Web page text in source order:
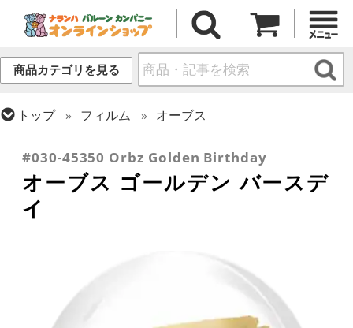
商品カテゴリを見る
トップ フィルム
オーブス
#030-45350 Orbz Golden Birthday
オーブス ゴールデン バースデ
イ